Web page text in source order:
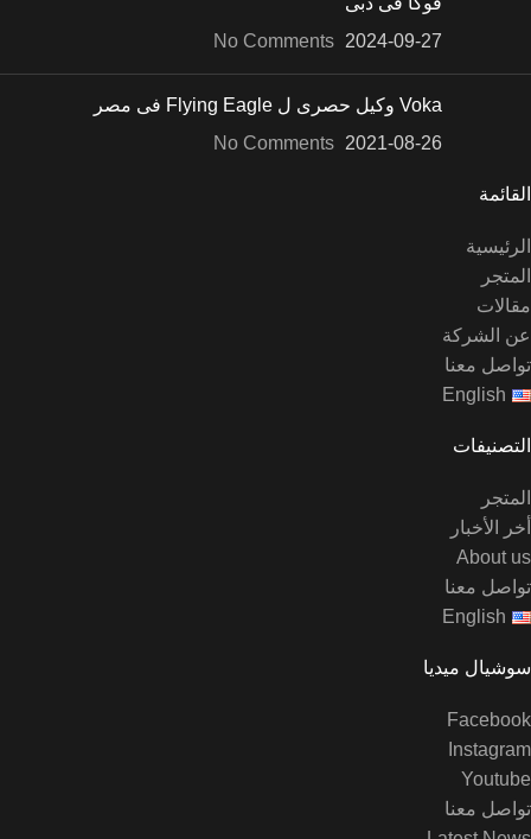
2024-09-27
No Comments
Voka وكيل حصرى ل Flying Eagle فى مصر
2021-08-26
No Comments
القائمة
الرئيسية
المتجر
مقالات
عن الشركة
تواصل معنا
English
التصنيفات
المتجر
أخر الأخبار
About us
تواصل معنا
English
سوشيال ميديا
Facebook
Instagram
Youtube
تواصل معنا